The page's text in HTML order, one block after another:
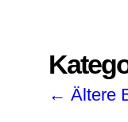
← Ältere